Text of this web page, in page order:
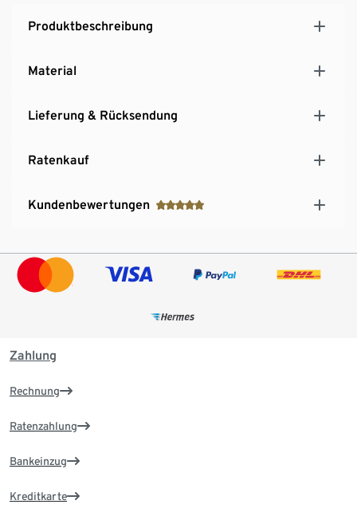
Produktbeschreibung
Material
Lieferung & Rücksendung
Ratenkauf
Kundenbewertungen
Zahlung
Rechnung
Ratenzahlung
Bankeinzug
Kreditkarte